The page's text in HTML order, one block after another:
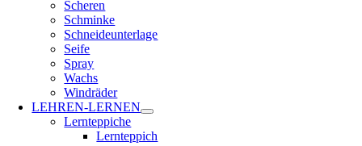
Scheren
Schminke
Schneideunterlage
Seife
Spray
Wachs
Windräder
LEHREN-LERNEN
Lernteppiche
Lernteppich